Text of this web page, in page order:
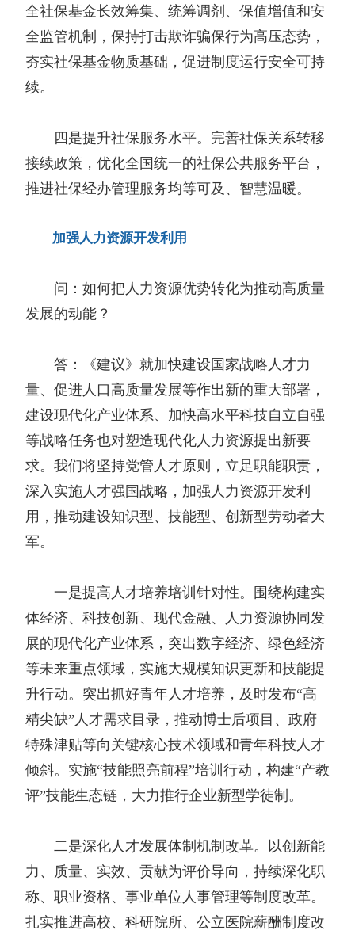
全社保基金长效筹集、统筹调剂、保值增值和安
全监管机制，保持打击欺诈骗保行为高压态势，
夯实社保基金物质基础，促进制度运行安全可持
续。
四是提升社保服务水平。完善社保关系转移
接续政策，优化全国统一的社保公共服务平台，
推进社保经办管理服务均等可及、智慧温暖。
加强人力资源开发利用
问：如何把人力资源优势转化为推动高质量
发展的动能？
答：《建议》就加快建设国家战略人才力
量、促进人口高质量发展等作出新的重大部署，
建设现代化产业体系、加快高水平科技自立自强
等战略任务也对塑造现代化人力资源提出新要
求。我们将坚持党管人才原则，立足职能职责，
深入实施人才强国战略，加强人力资源开发利
用，推动建设知识型、技能型、创新型劳动者大
军。
一是提高人才培养培训针对性。围绕构建实
体经济、科技创新、现代金融、人力资源协同发
展的现代化产业体系，突出数字经济、绿色经济
等未来重点领域，实施大规模知识更新和技能提
升行动。突出抓好青年人才培养，及时发布“高
精尖缺”人才需求目录，推动博士后项目、政府
特殊津贴等向关键核心技术领域和青年科技人才
倾斜。实施“技能照亮前程”培训行动，构建“产教
评”技能生态链，大力推行企业新型学徒制。
二是深化人才发展体制机制改革。以创新能
力、质量、实效、贡献为评价导向，持续深化职
称、职业资格、事业单位人事管理等制度改革。
扎实推进高校、科研院所、公立医院薪酬制度改